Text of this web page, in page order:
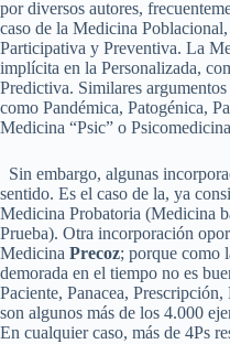
por diversos autores,
caso de la Medicina
Participativa y Preventiva. La
implícita en la Personalizada,
Predictiva. Similares
como Pandémica, Patogénica,
Medicina “Psic” o
Sin embargo, algunas
sentido. Es el caso de la, ya
Medicina Probatoria (Medicina
Prueba). Otra incorporación
Medicina Precoz; porque como
demorada en el tiempo no es
Paciente, Panacea,
son algunos más de los 4.000
En cualquier caso, más de 4Ps